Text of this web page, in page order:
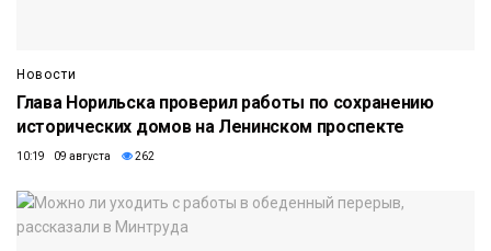
Новости
Глава Норильска проверил работы по сохранению
исторических домов на Ленинском проспекте
10:19 09 августа 262